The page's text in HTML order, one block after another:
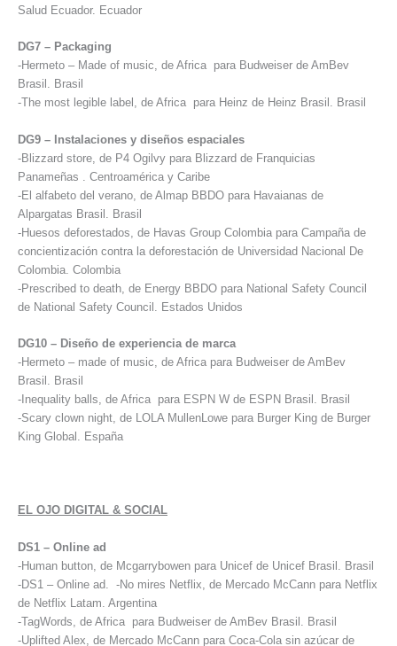
Salud Ecuador. Ecuador
DG7 – Packaging
-Hermeto – Made of music, de Africa para Budweiser de AmBev
Brasil. Brasil
-The most legible label, de Africa para Heinz de Heinz Brasil. Brasil
DG9 – Instalaciones y diseños espaciales
-Blizzard store, de P4 Ogilvy para Blizzard de Franquicias
Panameñas . Centroamérica y Caribe
-El alfabeto del verano, de Almap BBDO para Havaianas de
Alpargatas Brasil. Brasil
-Huesos deforestados, de Havas Group Colombia para Campaña de
concientización contra la deforestación de Universidad Nacional De
Colombia. Colombia
-Prescribed to death, de Energy BBDO para National Safety Council
de National Safety Council. Estados Unidos
DG10 – Diseño de experiencia de marca
-Hermeto – made of music, de Africa para Budweiser de AmBev
Brasil. Brasil
-Inequality balls, de Africa para ESPN W de ESPN Brasil. Brasil
-Scary clown night, de LOLA MullenLowe para Burger King de Burger
King Global. España
EL OJO DIGITAL & SOCIAL
DS1 – Online ad
-Human button, de Mcgarrybowen para Unicef de Unicef Brasil. Brasil
-DS1 – Online ad. -No mires Netflix, de Mercado McCann para Netflix
de Netflix Latam. Argentina
-TagWords, de Africa para Budweiser de AmBev Brasil. Brasil
-Uplifted Alex, de Mercado McCann para Coca-Cola sin azúcar de